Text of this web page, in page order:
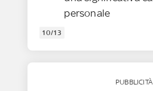
personale
10/13
PUBBLICITÀ